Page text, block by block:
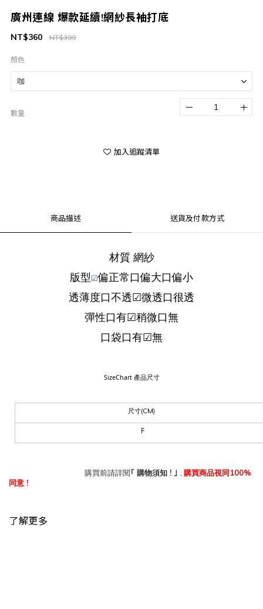
廣州連線 爆款延續!網紗長袖打底
NT$399
NT$360
顏色
數量
加入追蹤清單
商品描述 送貨及付款方式
材質 網紗
版型☑偏正常口偏大口偏小
透薄度口不透☑微透口很透
彈性口有☑稍微口無
口袋口有☑無
SizeChart 產品尺寸
尺寸(CM)
F
購買前請詳閱 ｢ 購物須知 ! ｣ 購買商品視同 100%
同意 !
了解更多